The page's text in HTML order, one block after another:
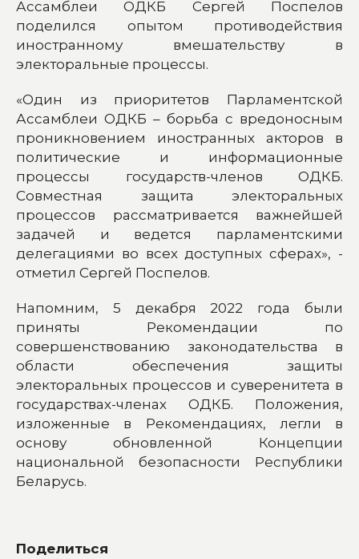
Ассамблеи ОДКБ Сергей Поспелов
поделился опытом противодействия
иностранному вмешательству в
электоральные процессы.
«Один из приоритетов Парламентской
Ассамблеи ОДКБ – борьба с вредоносным
проникновением иностранных акторов в
политические и информационные
процессы государств-членов ОДКБ.
Совместная защита электоральных
процессов рассматривается важнейшей
задачей и ведется парламентскими
делегациями во всех доступных сферах», -
отметил Сергей Поспелов.
Напомним, 5 декабря 2022 года были
приняты Рекомендации по
совершенствованию законодательства в
области обеспечения защиты
электоральных процессов и суверенитета в
государствах-членах ОДКБ. Положения,
изложенные в Рекомендациях, легли в
основу обновленной Концепции
национальной безопасности Республики
Беларусь.
Поделиться